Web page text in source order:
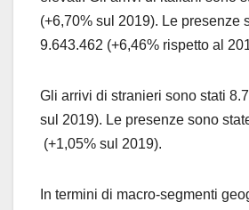
(+6,70% sul 2019). Le presenze
9.643.462 (+6,46% rispetto al
Gli arrivi di stranieri sono stati
sul 2019). Le presenze sono
(+1,05% sul 2019).
In termini di macro-segmenti